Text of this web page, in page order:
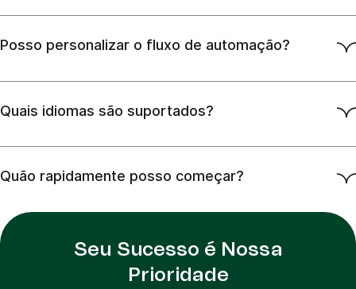
Posso personalizar o fluxo de automação?
Quais idiomas são suportados?
Quão rapidamente posso começar?
Seu Sucesso é Nossa
Prioridade